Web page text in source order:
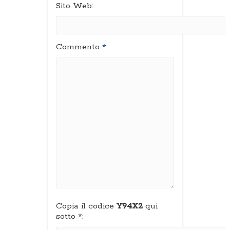
Sito Web:
Commento *:
Copia il codice Y94X2 qui
sotto *: